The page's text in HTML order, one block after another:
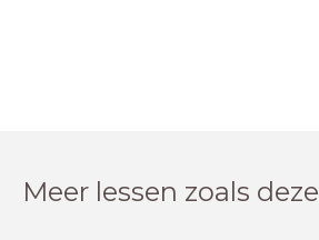
Meer lessen zoals deze